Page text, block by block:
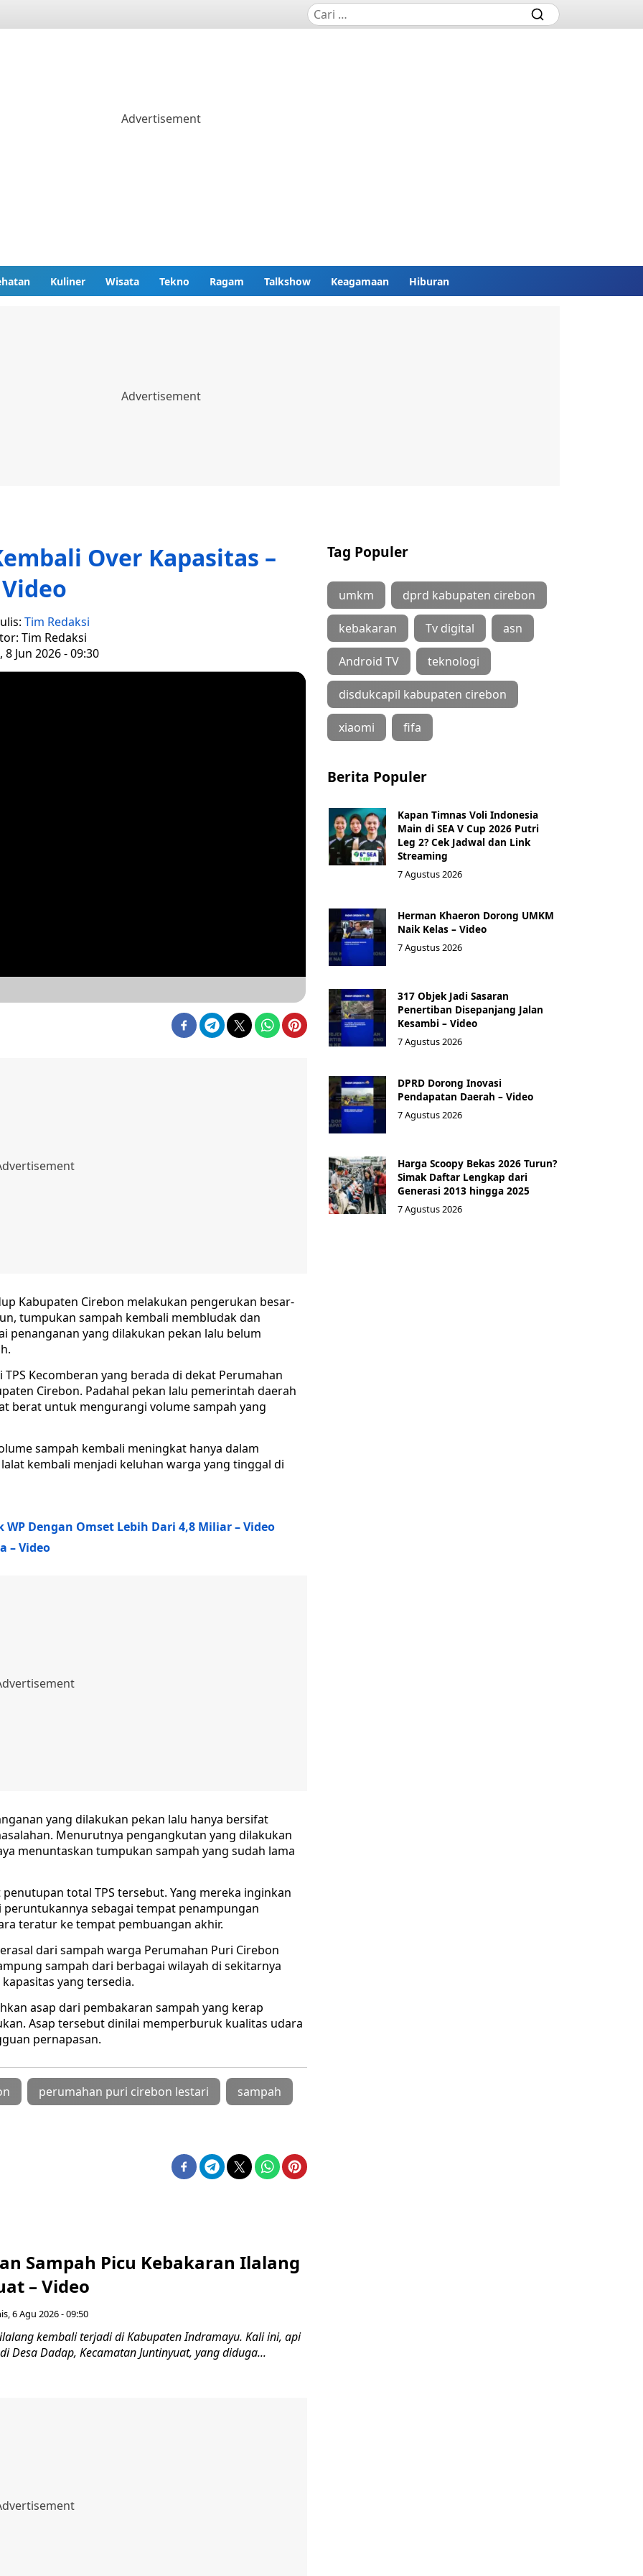
Kuliner Wisata Tekno Ragam Talkshow Keagamaan Hiburan
Over Kapasitas –
Video
Tim Redaksi
Tim Redaksi
8 Jun 2026 - 09:30
Kabupaten Cirebon melakukan pengerukan besar-
tumpukan sampah kembali membludak dan
penanganan yang dilakukan pekan lalu belum
Kecomberan yang berada di dekat Perumahan
Cirebon. Padahal pekan lalu pemerintah daerah
berat untuk mengurangi volume sampah yang
sampah kembali meningkat hanya dalam
kembali menjadi keluhan warga yang tinggal di
Dengan Omset Lebih Dari 4,8 Miliar – Video
– Video
yang dilakukan pekan lalu hanya bersifat
Menurutnya pengangkutan yang dilakukan
menuntaskan tumpukan sampah yang sudah lama
total TPS tersebut. Yang mereka inginkan
sebagai tempat penampungan
teratur ke tempat pembuangan akhir.
dari sampah warga Perumahan Puri Cirebon
sampah dari berbagai wilayah di sekitarnya
yang tersedia.
asap dari pembakaran sampah yang kerap
Asap tersebut dinilai memperburuk kualitas udara
pernapasan.
perumahan puri cirebon lestari sampah
Tag Populer
umkm dprd kabupaten cirebon
kebakaran Tv digital asn
Android TV teknologi
disdukcapil kabupaten cirebon
xiaomi fifa
Berita Populer
Kapan Timnas Voli Indonesia
Main di SEA V Cup 2026 Putri
Leg 2? Cek Jadwal dan Link
Streaming
7 Agustus 2026
Herman Khaeron Dorong UMKM
Naik Kelas – Video
7 Agustus 2026
317 Objek Jadi Sasaran
Penertiban Disepanjang Jalan
Kesambi – Video
7 Agustus 2026
‎DPRD Dorong Inovasi
Pendapatan Daerah – Video
7 Agustus 2026
Harga Scoopy Bekas 2026 Turun?
Simak Daftar Lengkap dari
Generasi 2013 hingga 2025
7 Agustus 2026
Sampah Picu Kebakaran Ilalang
– Video
6 Agu 2026 - 09:50
kembali terjadi di Kabupaten Indramayu. Kali ini, api
Desa Dadap, Kecamatan Juntinyuat, yang diduga...